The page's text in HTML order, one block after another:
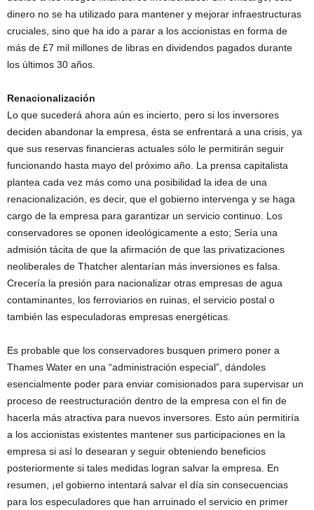
dinero no se ha utilizado para mantener y mejorar infraestructuras
cruciales, sino que ha ido a parar a los accionistas en forma de
más de £7 mil millones de libras en dividendos pagados durante
los últimos 30 años.
Renacionalización
Lo que sucederá ahora aún es incierto, pero si los inversores
deciden abandonar la empresa, ésta se enfrentará a una crisis, ya
que sus reservas financieras actuales sólo le permitirán seguir
funcionando hasta mayo del próximo año. La prensa capitalista
plantea cada vez más como una posibilidad la idea de una
renacionalización, es decir, que el gobierno intervenga y se haga
cargo de la empresa para garantizar un servicio continuo. Los
conservadores se oponen ideológicamente a esto; Sería una
admisión tácita de que la afirmación de que las privatizaciones
neoliberales de Thatcher alentarían más inversiones es falsa.
Crecería la presión para nacionalizar otras empresas de agua
contaminantes, los ferroviarios en ruinas, el servicio postal o
también las especuladoras empresas energéticas.
Es probable que los conservadores busquen primero poner a
Thames Water en una “administración especial”, dándoles
esencialmente poder para enviar comisionados para supervisar un
proceso de reestructuración dentro de la empresa con el fin de
hacerla más atractiva para nuevos inversores. Esto aún permitiría
a los accionistas existentes mantener sus participaciones en la
empresa si así lo desearan y seguir obteniendo beneficios
posteriormente si tales medidas logran salvar la empresa. En
resumen, ¡el gobierno intentará salvar el día sin consecuencias
para los especuladores que han arruinado el servicio en primer